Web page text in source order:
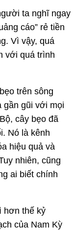
ta nghĩ ngay
cáo” rẻ tiền
Vì vậy, quá
với quá trình
trên sông
gần gũi với mọi
cây bẹo đã
Nó là kênh
hiệu quả và
nhiên, cũng
ai biết chính
hơn thế kỷ
của Nam Kỳ